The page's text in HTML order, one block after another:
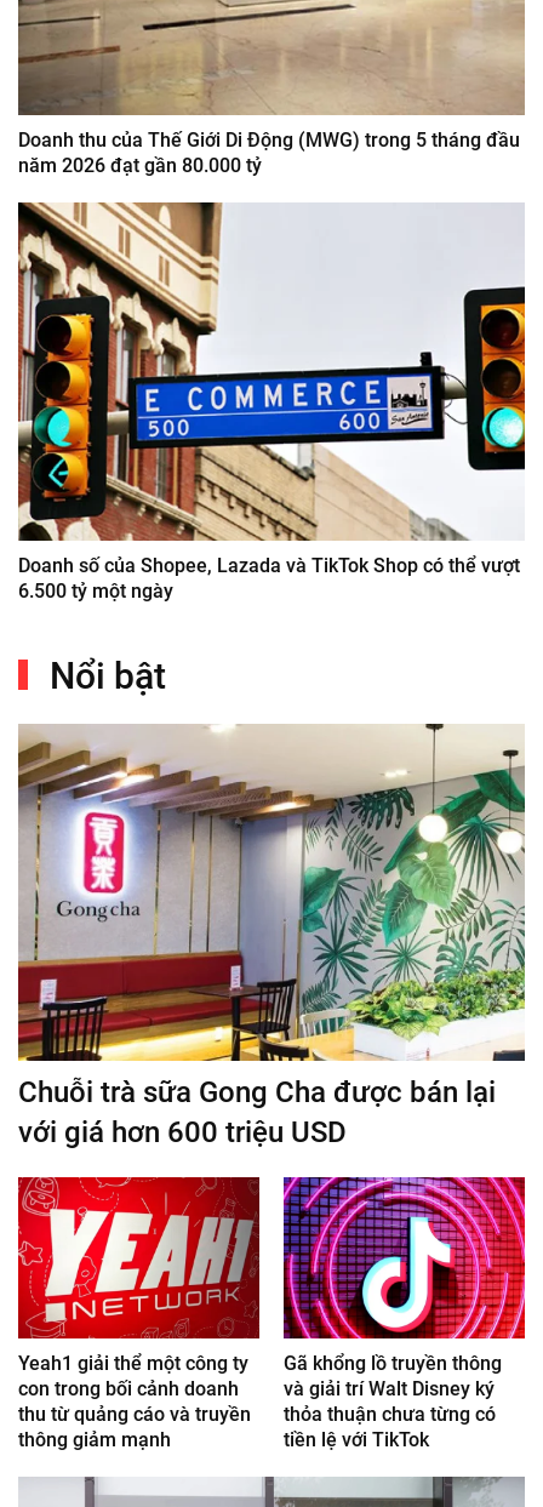
Doanh thu của Thế Giới Di Động (MWG) trong 5 tháng đầu
năm 2026 đạt gần 80.000 tỷ
Doanh số của Shopee, Lazada và TikTok Shop có thể vượt
6.500 tỷ một ngày
Nổi bật
Chuỗi trà sữa Gong Cha được bán lại
với giá hơn 600 triệu USD
Yeah1 giải thể một công ty
con trong bối cảnh doanh
thu từ quảng cáo và truyền
thông giảm mạnh
Gã khổng lồ truyền thông
và giải trí Walt Disney ký
thỏa thuận chưa từng có
tiền lệ với TikTok